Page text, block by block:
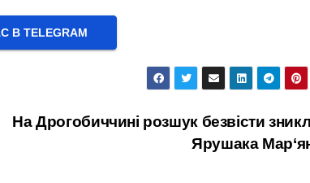
ТELEGRAM
На Дрогобиччині розшук безвісти
Ярушака